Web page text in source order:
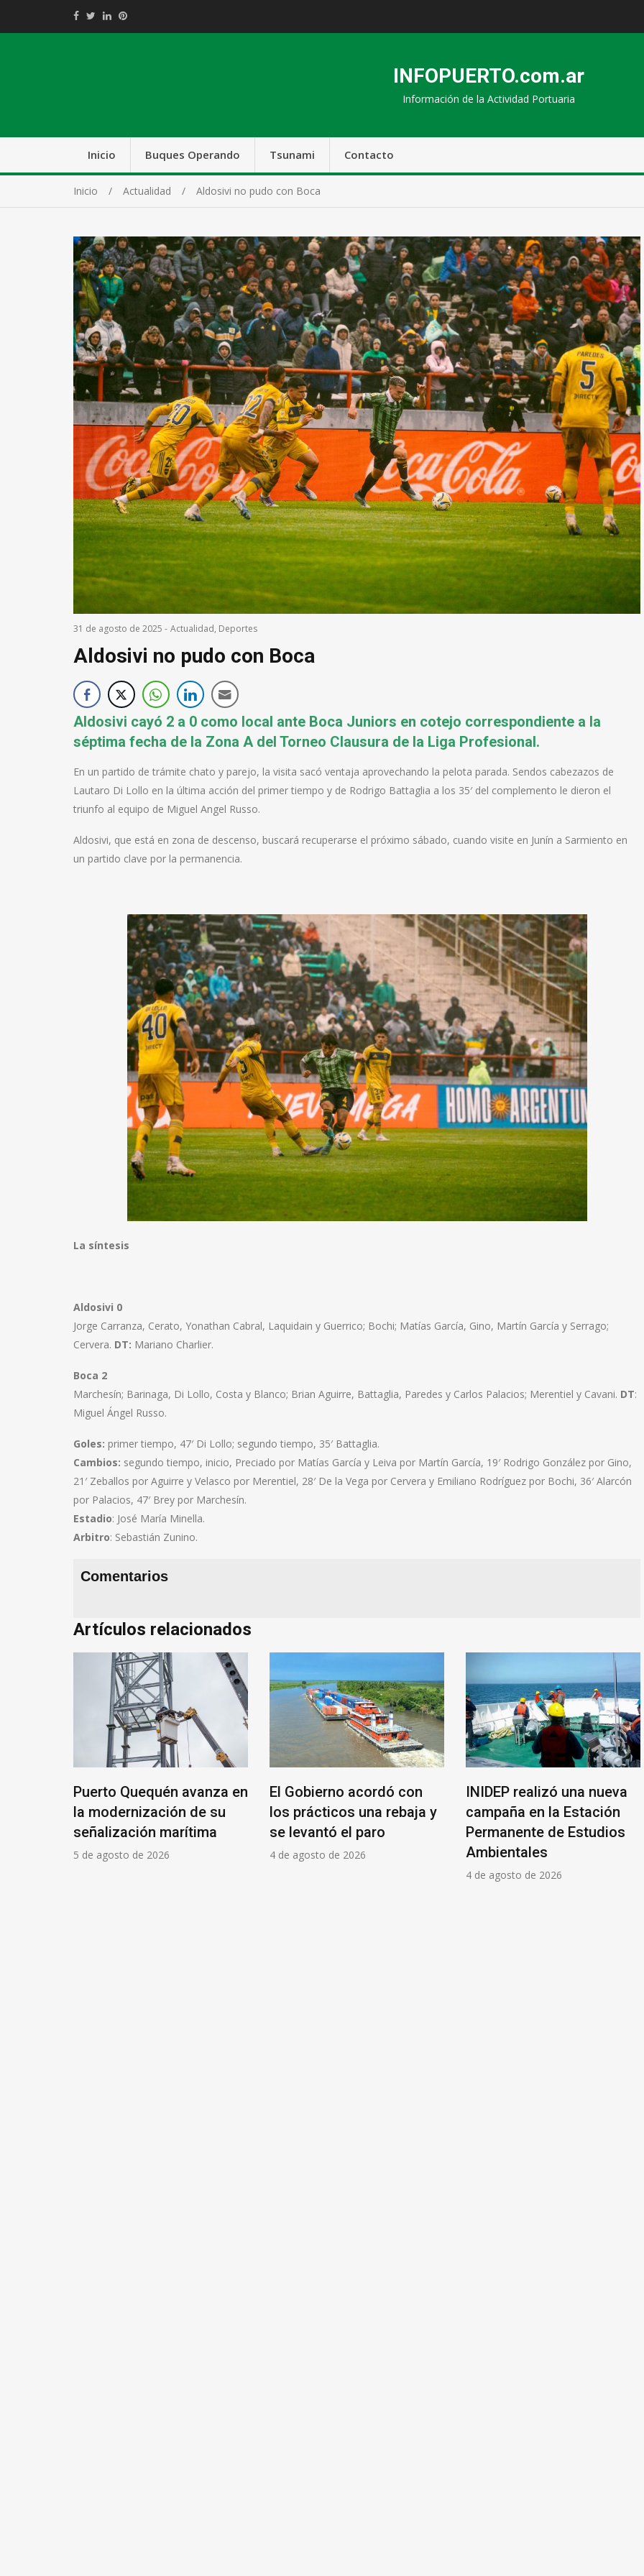
INFOPUERTO.com.ar
Información de la Actividad Portuaria
Inicio Buques Operando Tsunami Contacto
Inicio Actualidad Aldosivi no pudo con Boca
31 de agosto de 2025 - Actualidad, Deportes
Aldosivi no pudo con Boca
Aldosivi cayó 2 a 0 como local ante Boca Juniors en cotejo correspondiente a la
séptima fecha de la Zona A del Torneo Clausura de la Liga Profesional.
En un partido de trámite chato y parejo, la visita sacó ventaja aprovechando la pelota parada. Sendos cabezazos de
Lautaro Di Lollo en la última acción del primer tiempo y de Rodrigo Battaglia a los 35′ del complemento le dieron el
triunfo al equipo de Miguel Angel Russo.
Aldosivi, que está en zona de descenso, buscará recuperarse el próximo sábado, cuando visite en Junín a Sarmiento en
un partido clave por la permanencia.
La síntesis
Aldosivi 0
Jorge Carranza, Cerato, Yonathan Cabral, Laquidain y Guerrico; Bochi; Matías García, Gino, Martín García y Serrago;
Cervera. DT: Mariano Charlier.
Boca 2
Marchesín; Barinaga, Di Lollo, Costa y Blanco; Brian Aguirre, Battaglia, Paredes y Carlos Palacios; Merentiel y Cavani. DT:
Miguel Ángel Russo.
Goles: primer tiempo, 47′ Di Lollo; segundo tiempo, 35′ Battaglia.
Cambios: segundo tiempo, inicio, Preciado por Matías García y Leiva por Martín García, 19′ Rodrigo González por Gino,
21′ Zeballos por Aguirre y Velasco por Merentiel, 28′ De la Vega por Cervera y Emiliano Rodríguez por Bochi, 36′ Alarcón
por Palacios, 47′ Brey por Marchesín.
Estadio: José María Minella.
Arbitro: Sebastián Zunino.
Comentarios
Artículos relacionados
Puerto Quequén avanza en
la modernización de su
señalización marítima
5 de agosto de 2026
El Gobierno acordó con
los prácticos una rebaja y
se levantó el paro
4 de agosto de 2026
INIDEP realizó una nueva
campaña en la Estación
Permanente de Estudios
Ambientales
4 de agosto de 2026